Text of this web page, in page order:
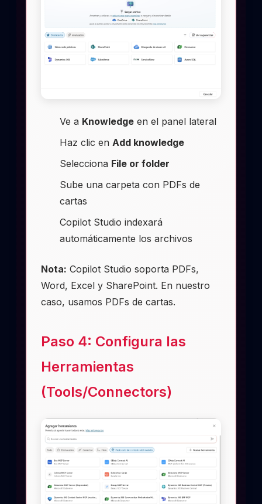
Ve a Knowledge en el panel lateral
Haz clic en Add knowledge
Selecciona File or folder
Sube una carpeta con PDFs de
cartas
Copilot Studio indexará
automáticamente los archivos
Nota: Copilot Studio soporta PDFs,
Word, Excel y SharePoint. En nuestro
caso, usamos PDFs de cartas.
Paso 4: Configura las
Herramientas
(Tools/Connectors)